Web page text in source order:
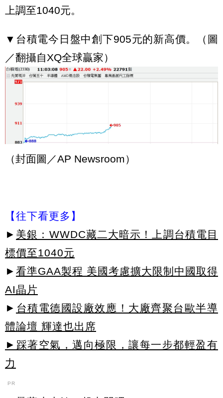
上調至1040元。
▼台積電今日盤中創下905元的新高價。（圖
／翻攝自XQ全球贏家）
（封面圖／AP Newsroom）
【往下看更多】
► 美銀：WWDC藏二大暗示！上調台積電目
標價至1040元
► 看準GAA製程 美國考慮擴大限制中國取得
AI晶片
► 台積電德國設廠效應！大廠齊聚台歐半導
體論壇 輝達也出席
►踩著空氣，邁向極限，讓每一步都輕盈有
力
PR